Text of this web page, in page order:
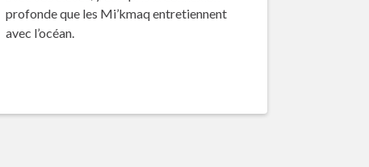
profonde que les Mi’kmaq entretiennent
avec l’océan.